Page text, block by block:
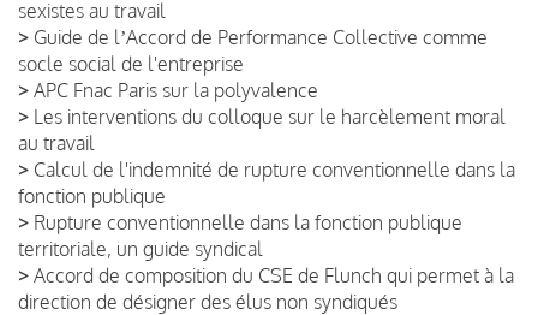
sexistes au travail
> Guide de lʼAccord de Performance Collective comme
socle social de l'entreprise
> APC Fnac Paris sur la polyvalence
> Les interventions du colloque sur le harcèlement moral
au travail
> Calcul de l'indemnité de rupture conventionnelle dans la
fonction publique
> Rupture conventionnelle dans la fonction publique
territoriale, un guide syndical
> Accord de composition du CSE de Flunch qui permet à la
direction de désigner des élus non syndiqués